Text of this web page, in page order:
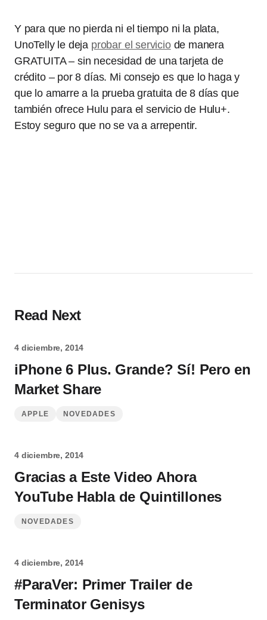
Y para que no pierda ni el tiempo ni la plata,
UnoTelly le deja probar el serviciode manera
GRATUITA – sin necesidad de una tarjeta de
crédito – por 8 días. Mi consejo es que lo haga y
que lo amarre a la prueba gratuita de 8 días que
también ofrece Hulu para el servicio de Hulu+.
Estoy seguro que no se va a arrepentir.
Read Next
4 diciembre, 2014
iPhone 6 Plus. Grande? Sí! Pero en
Market Share
APPLE NOVEDADES
4 diciembre, 2014
Gracias a Este Video Ahora
YouTube Habla de Quintillones
NOVEDADES
4 diciembre, 2014
#ParaVer: Primer Trailer de
Terminator Genisys